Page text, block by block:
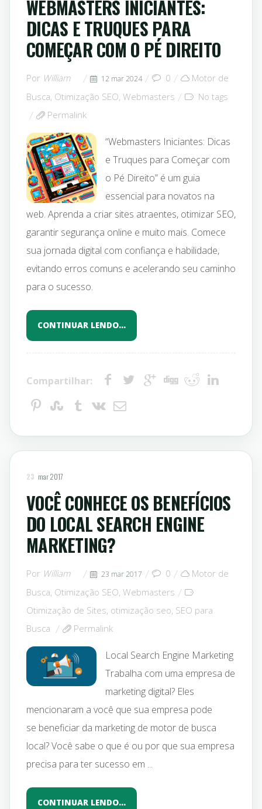
WEBMASTERS INICIANTES:
DICAS E TRUQUES PARA
COMEÇAR COM O PÉ DIREITO
Por William 12 mar 2024 0
Motor de
Busca, Otimização SEO, Webmasters
No tags
Permalink
“Webmasters Iniciantes: Dicas
e Truques para Começar com
o Pé Direito” é um guia
essencial para novatos na
web. Aprenda a criar sites atraentes, otimizar SEO,
garantir segurança online e muito mais. Comece
sua jornada digital com confiança e habilidade,
evitando erros comuns e acelerando seu caminho
para o sucesso.
CONTINUAR LENDO…
Compartilhar:
23 mar 2017
VOCÊ CONHECE OS BENEFÍCIOS
DO LOCAL SEARCH ENGINE
MARKETING?
Por William 23 mar 2017 0
Motor de
Busca, Otimização SEO, Webmasters
Otimização de Sites, otimização seo, SEO para
Busca
Permalink
Local Search Engine Marketing
Trabalha com uma empresa de
marketing digital? Eles
mencionaram a você que sua empresa pode
se beneficiar da marketing de motor de busca
local? Você sabe o que é ou por que sua empresa
precisa para ter sucesso em ...
CONTINUAR LENDO…